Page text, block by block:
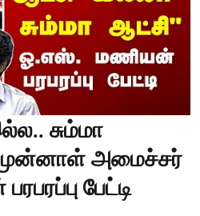
சும்மா
அமைச்சர்
பேட்டி